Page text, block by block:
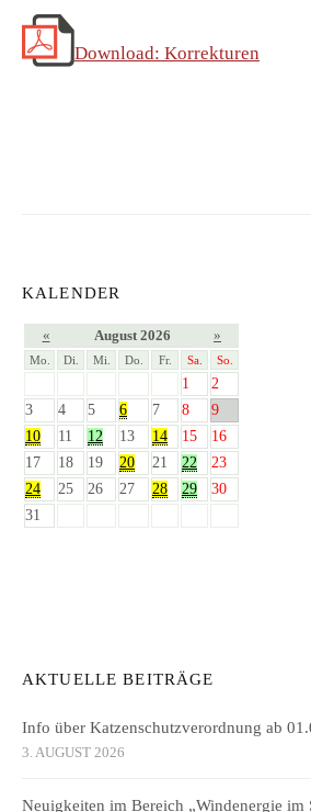
Download: Korrekturen
KALENDER
« August 2026 »
Mo. Di. Mi. Do. Fr. Sa. So.
1
2
3
4 5 6 7 8
9
10
11 12 13 14 15
16
17
18 19 20 21 22
23
24
25 26 27 28 29
30
31
AKTUELLE BEITRÄGE
Info über Katzenschutzverordnung ab
3. AUGUST 2026
Neuigkeiten im Bereich „Windenergie im